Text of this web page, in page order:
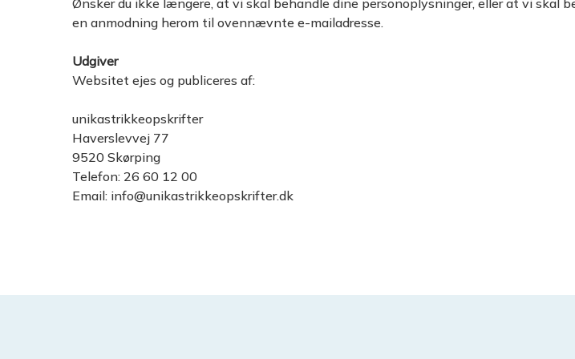
Ønsker du ikke længere, at vi skal behandle dine personoplysninger, eller at vi skal
en anmodning herom til ovennævnte e-mailadresse.
Udgiver
Websitet ejes og publiceres af:
unikastrikkeopskrifter
Haverslevvej 77
9520 Skørping
Telefon: 26 60 12 00
Email: info@unikastrikkeopskrifter.dk